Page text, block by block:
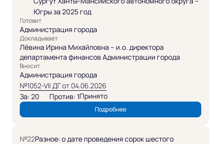
Югры за 2025 год
Готовит
Администрация города
Докладывает
Лёвина Ирина Михайловна – и.о. директора
департамента финансов Администрации города
Вносит
Администрация города
За: 20 Против: 1Принято
№1052-VII ДГ от 04.06.2026
Подробнее
№22Разное: о дате проведения сорок шестого